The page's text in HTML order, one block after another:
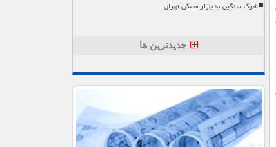
شوک سنگین به بازار مسکن تهران
جدیدترین ها